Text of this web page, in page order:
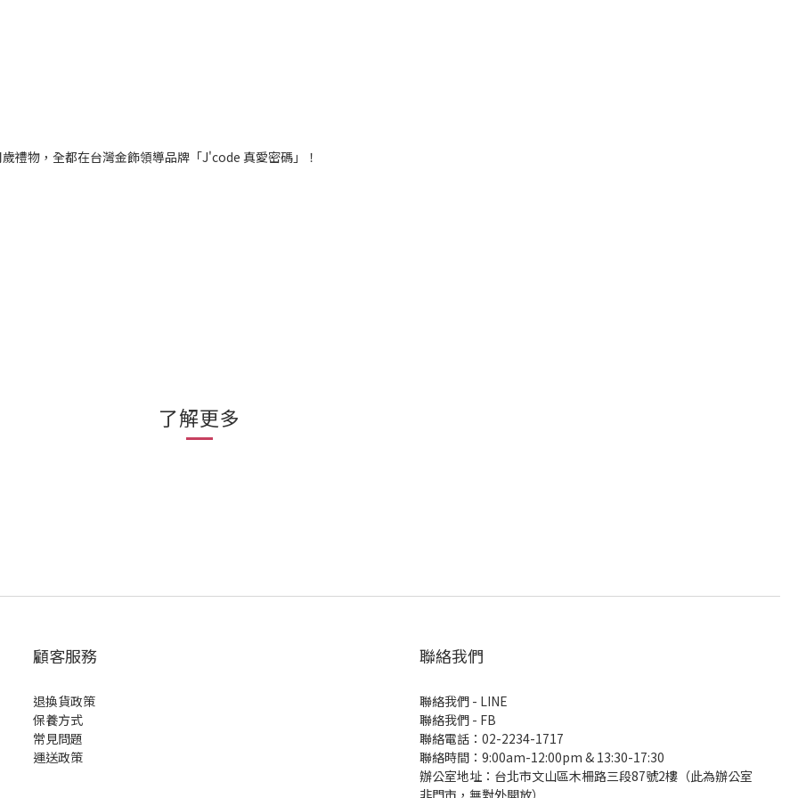
禮物，全都在台灣金飾領導品牌「J'code 真愛密碼」！
了解更多
顧客服務
退換貨政策
保養方式
常見問題
運送政策
聯絡我們
聯絡我們 - LINE
聯絡我們 - FB
聯絡電話：02-2234-1717
聯絡時間：9:00am-12:00pm & 13:30-17:30
辦公室地址：台北市文山區木柵路三段87號2樓（此為辦公室
非門市，無對外開放）